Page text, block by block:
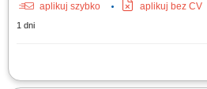
aplikuj szybko
aplikuj bez CV
1 dni
Zakres prac: Realizacja stanów surowych